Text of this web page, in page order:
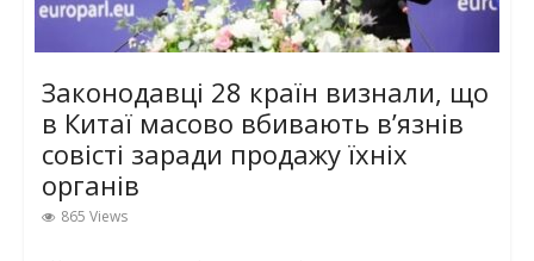
Законодавці 28 країн визнали, що
в Китаї масово вбивають в’язнів
совісті заради продажу їхніх
органів
865 Views